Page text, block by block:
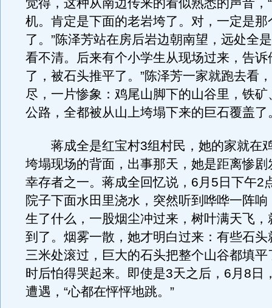
觉得，这种从南边传来的看似熟悉的声音，
机。肯定是下面的老岩垮了。对，一定是那
了。”陈泽芳站在房后岩边朝南望，远处全
看不清。后来有个小学生从现场过来，告诉
了，被石头推平了。”陈泽芳一家就跑去看
尽，一片惨象：鸡尾山脚下的山谷里，铁矿
公路，全都被从山上垮塌下来的巨石覆盖了
蒋成全是红宝村3组村民，她的家就在
垮塌现场的背面，出事那天，她是距离惨剧
幸存者之一。蒋成全回忆说，6月5日下午2
院子下面水田里浇水，突然听到哗哗一阵
生了什么，一股烟尘冲过来，树叶满天飞，
到了。烟雾一散，她才明白过来：有些石头
三米处滚过，巨大的石头把整个山谷都填平
时后怕得哭起来。即使是3天之后，6月8日
遭遇，“心都在怦怦地跳。”